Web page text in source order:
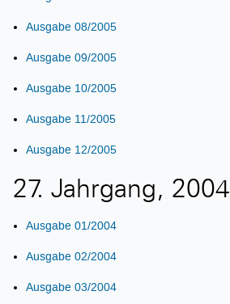
Ausgabe 08/2005
Ausgabe 09/2005
Ausgabe 10/2005
Ausgabe 11/2005
Ausgabe 12/2005
27. Jahrgang, 2004
Ausgabe 01/2004
Ausgabe 02/2004
Ausgabe 03/2004